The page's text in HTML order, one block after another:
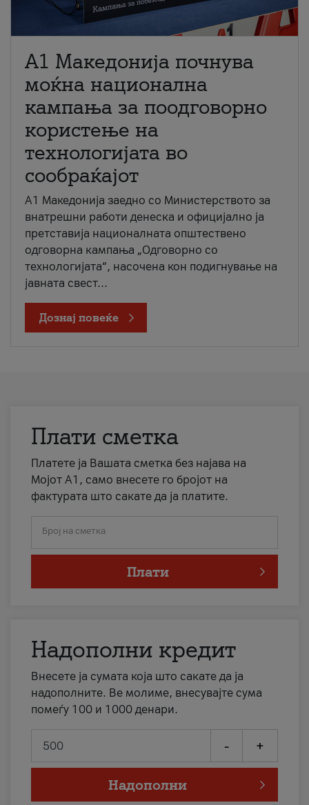
A1 Македонија почнува
моќна национална
кампања за поодговорно
користење на
технологијата во
сообраќајот
A1 Македонија заедно со Министерството за
внатрешни работи денеска и официјално ја
претставија националната општествено
одговорна кампања „Одговорно со
технологијата“, насочена кон подигнување на
јавната свест...
Дознај повеќе
Плати сметка
Платете ја Вашата сметка без најава на
Мојот А1, само внесете го бројот на
фактурата што сакате да ја платите.
Број на сметка
Плати
Надополни кредит
Внесете ја сумата која што сакате да ја
надополните. Ве молиме, внесувајте сума
помеѓу 100 и 1000 денари.
- +
Надополни